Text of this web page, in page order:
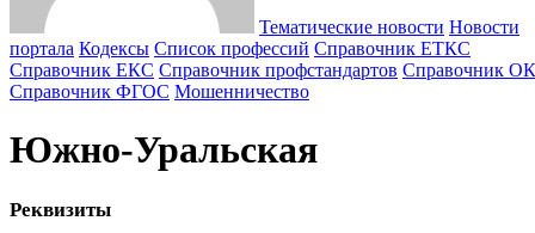
Тематические новости Новости
портала Кодексы Cписок профессий Справочник ЕТКС
Справочник ЕКС Справочник профстандартов Справочник
Справочник ФГОС Мошенничество
Южно-Уральская
Реквизиты